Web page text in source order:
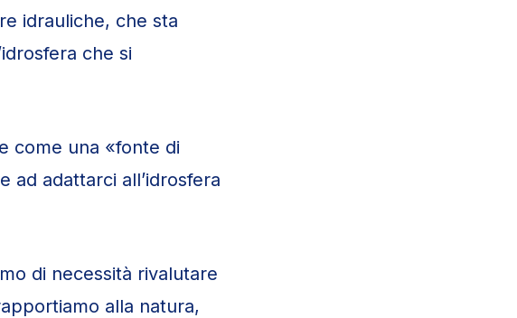
idrauliche, che sta
che si
come una «fonte di
ad adattarci all’idrosfera
di necessità rivalutare
alla natura,